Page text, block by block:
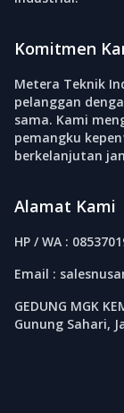
Komitmen
Metera Teknik
pelanggan
sama. Kami
pemangku
berkelanjutan
Alamat Kami
HP / WA :
Email :
GEDUNG MGK
Gunung Sahari,